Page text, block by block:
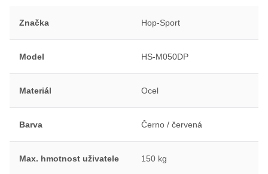
Značka Hop-Sport
Model HS-M050DP
Materiál Ocel
Barva Černo / červená
Max. hmotnost uživatele 150 kg